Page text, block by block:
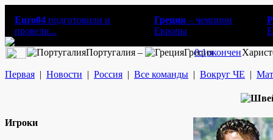
Euro04 подготовили и
провели...
Греция – чемпион
Европы
Португалия – Греция
0:1окончен
Первая | Новости | Россия | Все команды | Вокруг ЧЕ |
Игроки